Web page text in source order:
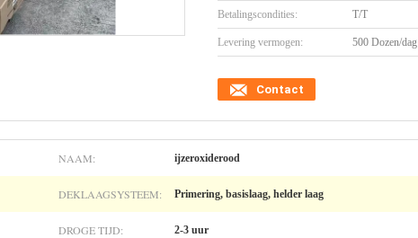
Betalingscondities: T/T
Levering vermogen: 500 Dozen/dag
Contact
NAAM: ijzeroxiderood
DEKLAAGSYSTEEM: Primering, basislaag, helder laag
DROGE TIJD: 2-3 uur